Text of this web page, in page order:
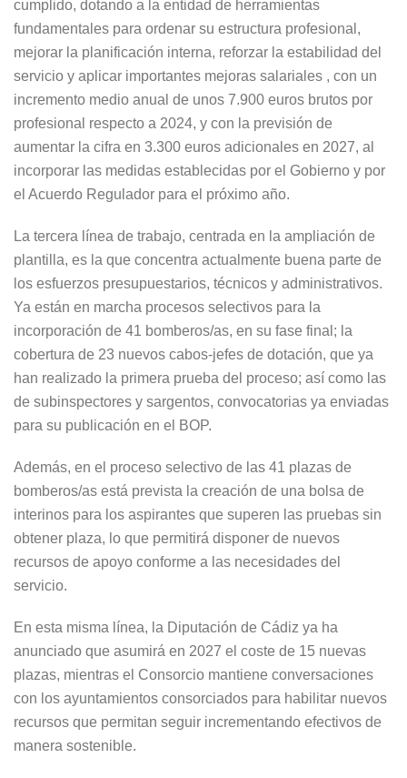
cumplido, dotando a la entidad de herramientas
fundamentales para ordenar su estructura profesional,
mejorar la planificación interna, reforzar la estabilidad del
servicio y aplicar importantes mejoras salariales , con un
incremento medio anual de unos 7.900 euros brutos por
profesional respecto a 2024, y con la previsión de
aumentar la cifra en 3.300 euros adicionales en 2027, al
incorporar las medidas establecidas por el Gobierno y por
el Acuerdo Regulador para el próximo año.
La tercera línea de trabajo, centrada en la ampliación de
plantilla, es la que concentra actualmente buena parte de
los esfuerzos presupuestarios, técnicos y administrativos.
Ya están en marcha procesos selectivos para la
incorporación de 41 bomberos/as, en su fase final; la
cobertura de 23 nuevos cabos-jefes de dotación, que ya
han realizado la primera prueba del proceso; así como las
de subinspectores y sargentos, convocatorias ya enviadas
para su publicación en el BOP.
Además, en el proceso selectivo de las 41 plazas de
bomberos/as está prevista la creación de una bolsa de
interinos para los aspirantes que superen las pruebas sin
obtener plaza, lo que permitirá disponer de nuevos
recursos de apoyo conforme a las necesidades del
servicio.
En esta misma línea, la Diputación de Cádiz ya ha
anunciado que asumirá en 2027 el coste de 15 nuevas
plazas, mientras el Consorcio mantiene conversaciones
con los ayuntamientos consorciados para habilitar nuevos
recursos que permitan seguir incrementando efectivos de
manera sostenible.